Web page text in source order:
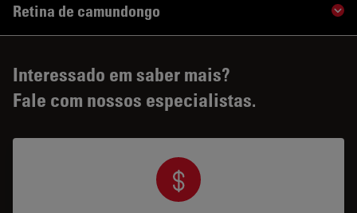
Retina de camundongo
Interessado em saber mais?
Fale com nossos especialistas.